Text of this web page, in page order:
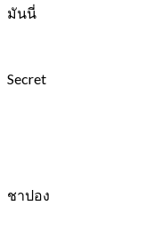
มันนี่
Secret
ชาปอง